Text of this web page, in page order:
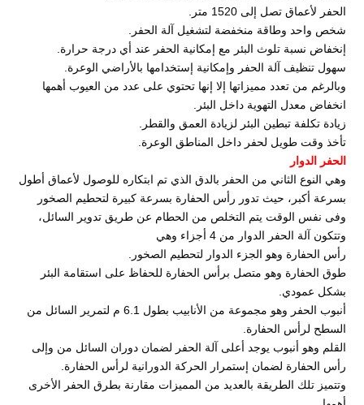
الحفر لأعماق تصل إلى 1520 متر.
شخص واحد وطاقة منخفضة لتشغيل آلة الحفر.
إنخفاض نسبة تلوث البئر مع إمكانية الحفر عند أي درجة حرارة.
سهول تنظيف آلة الحفر وإمكانية إستخدامها بالأراضي الوعرة.
وبالرغم من تعدد مميزاتها إلا إنها تحتوي على عدد من العيوب أهمها
انخفاض معدل التهوية داخل البئر.
زيادة تكلفة تبطين البئر لزيادة العمق والقطر.
تأخذ وقت طويل لحفر داخل المناطق الوعرة.
الحفر الدوار
وهي النوع الثاني من الحفر بالدق الذي تم ابتكاره للوصول لأعماق أطول
بسرعة أكبر، حيث تدور رأس الحفارة بسرعة كبيرة لتحطيم الصخور
وفى نفس الوقت يتم التخلص من الحطام عن طريق تدوير السائل،
وتتكون آلة الحفر الدوار من 4 أجزاء وهي
رأس الحفارة وهو الجزء الدوار لتحطيم الصخور.
طوق الحفارة وهو متصل برأس الحفارة للحفاظ على استقامة البئر
بشكل عمودي.
أنبوب الحفر وهو مجموعة من الأنابيب بطول 6.1 م لتمرير السائل من
السطح لرأس الحفارة.
القلم وهو أنبوب يوجد أعلى آلة الحفر لضمان دوران السائل من وإلى
رأس الحفارة لضمان إستمرار الحركة الدورانية لرأس الحفارة.
وتتميز تلك الطريقة بالعديد من المميزات مقارنة بطرق الحفر الأخرى